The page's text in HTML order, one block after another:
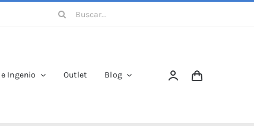
Buscar:
Ingenio Outlet Blog